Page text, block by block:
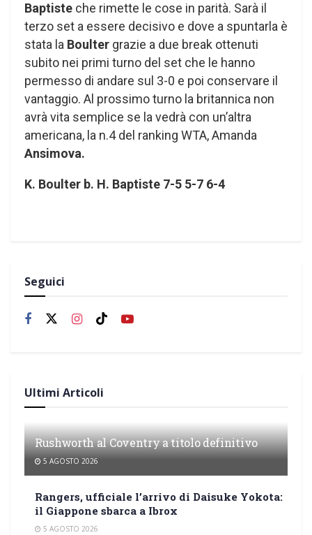
Baptiste che rimette le cose in parità. Sarà il
terzo set a essere decisivo e dove a spuntarla è
stata la Boulter grazie a due break ottenuti
subito nei primi turno del set che le hanno
permesso di andare sul 3-0 e poi conservare il
vantaggio. Al prossimo turno la britannica non
avrà vita semplice se la vedrà con un’altra
americana, la n.4 del ranking WTA, Amanda
Ansimova.
K. Boulter b. H. Baptiste 7-5 5-7 6-4
Seguici
Ultimi Articoli
Rushworth al Coventry a titolo definitivo
5 AGOSTO 2026
Rangers, ufficiale l’arrivo di Daisuke Yokota:
il Giappone sbarca a Ibrox
5 AGOSTO 2026